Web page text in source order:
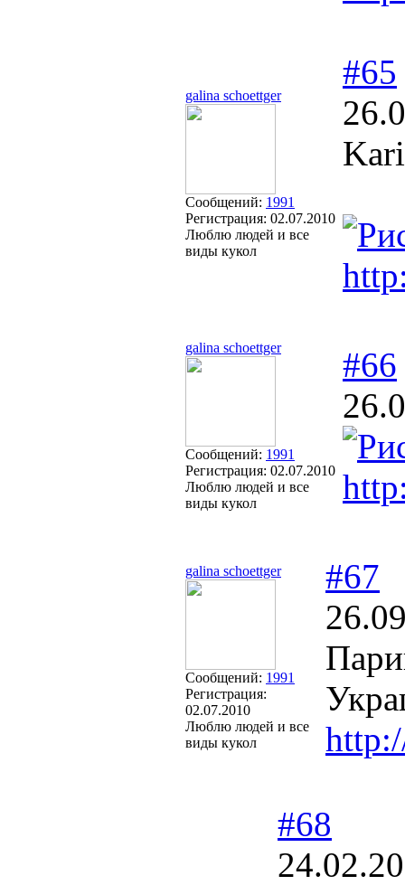
galina schoettger
Сообщений: 1991
Регистрация: 02.07.2010
Люблю людей и все
виды кукол
#65
galina schoettger
Сообщений: 1991
Регистрация: 02.07.2010
Люблю людей и все
виды кукол
#66
galina schoettger
Сообщений: 1991
Регистрация:
02.07.2010
Люблю людей и все
виды кукол
#67
#68